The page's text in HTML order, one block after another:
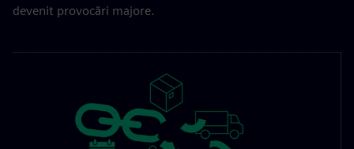
devenit provocări majore.